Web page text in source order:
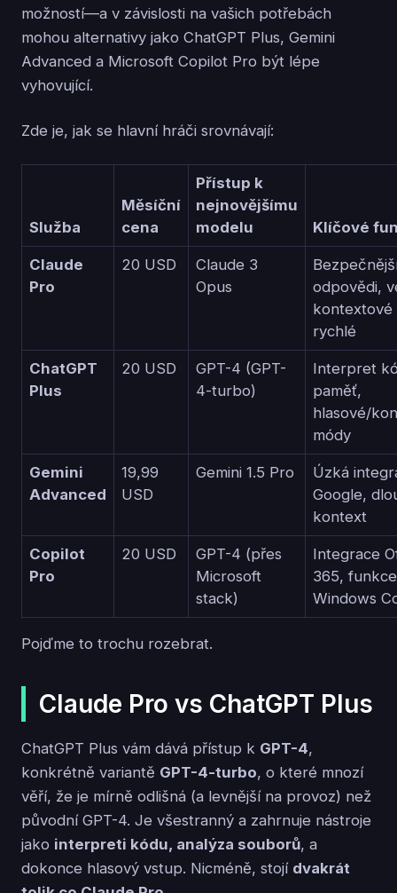
možností—a v závislosti na vašich potřebách
mohou alternativy jako ChatGPT Plus, Gemini
Advanced a Microsoft Copilot Pro být lépe
vyhovující.
Zde je, jak se hlavní hráči srovnávají:
Služba
Měsíční
cena
Přístup k
nejnovějšímu
modelu
Klíčové
Claude
Pro
20 USD
Claude 3
Opus
odpovědi,
kontextové
rychlé
ChatGPT
Plus
20 USD
GPT-4 (GPT-
4-turbo)
Interpret
paměť,
hlasové/
módy
Gemini
Advanced
19,99
USD
Gemini 1.5 Pro
Úzká
Google,
kontext
Copilot
Pro
20 USD
GPT-4 (přes
Microsoft
stack)
Integrace
365, funkce
Windows
Pojďme to trochu rozebrat.
Claude Pro vs ChatGPT Plus
ChatGPT Plus vám dává přístup k GPT-4,
konkrétně variantě GPT-4-turbo, o které mnozí
věří, že je mírně odlišná (a levnější na provoz) než
původní GPT-4. Je všestranný a zahrnuje nástroje
jako interpreti kódu, analýza souborů, a
dokonce hlasový vstup. Nicméně, stojí dvakrát